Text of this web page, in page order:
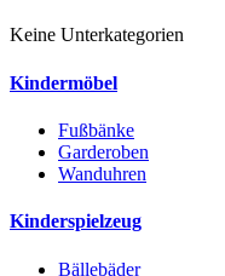
Keine Unterkategorien
Kindermöbel
Fußbänke
Garderoben
Wanduhren
Kinderspielzeug
Bällebäder